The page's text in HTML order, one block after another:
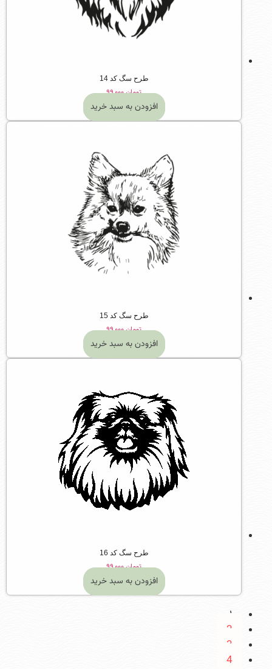
طرح سگ کد 14
تومان۹۹,۰۰۰
افزودن به سبد خرید
طرح سگ کد 15
تومان۹۹,۰۰۰
افزودن به سبد خرید
طرح سگ کد 16
تومان۹۹,۰۰۰
افزودن به سبد خرید
1
2
3
4